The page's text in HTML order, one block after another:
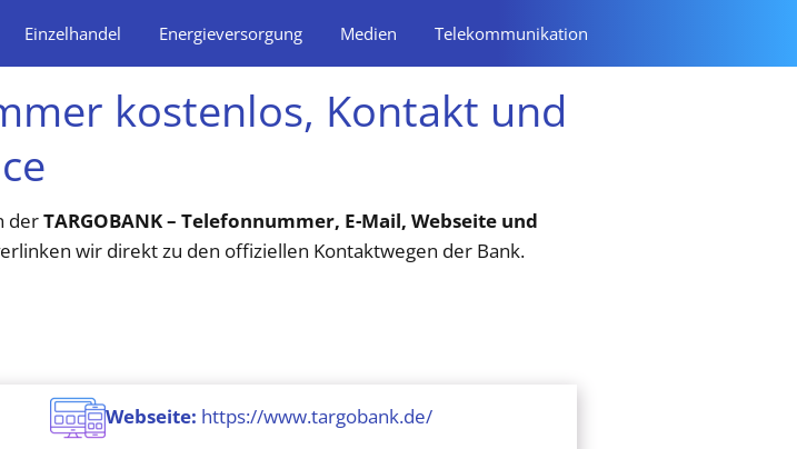
Einzelhandel Energieversorgung Medien Telekommunikation
kostenlos, Kontakt und
derTARGOBANK – Telefonnummer, E-Mail, Webseite und
wir direkt zu den offiziellen Kontaktwegen der Bank.
Webseite: https://www.targobank.de/